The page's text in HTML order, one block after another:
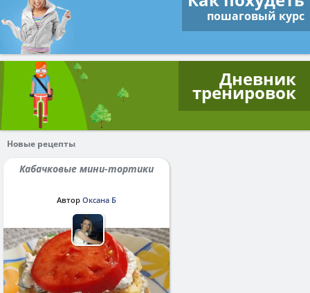
пошаговый курс
Дневник
тренировок
Новые рецепты
Кабачковые мини-тортики
Автор Оксана Б